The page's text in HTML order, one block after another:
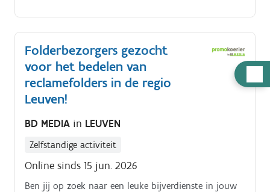
Folderbezorgers gezocht
voor het bedelen van
reclamefolders in de regio
Leuven!
BD MEDIA in LEUVEN
Zelfstandige activiteit
Online sinds 15 jun. 2026
Ben jij op zoek naar een leuke bijverdienste in jouw